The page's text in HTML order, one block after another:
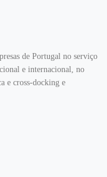
de Portugal no serviço
e internacional, no
e cross-docking e